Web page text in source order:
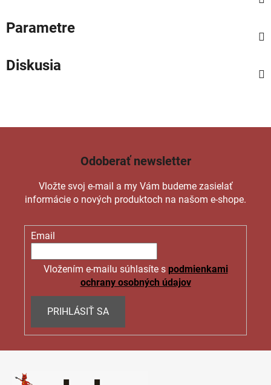
Parametre
Diskusia
Odoberať newsletter
Vložte svoj e-mail a my Vám budeme zasielať
informácie o nových produktoch na našom e-shope.
Email
Vložením e-mailu súhlasíte s podmienkami
ochrany osobných údajov
PRIHLÁSIŤ SA